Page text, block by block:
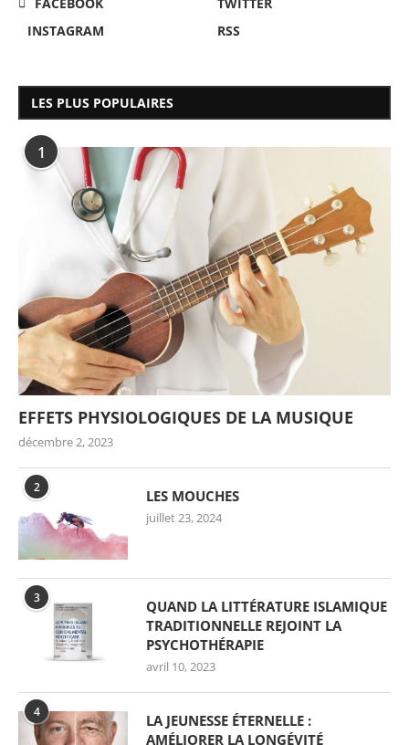
INSTAGRAM
RSS
LES PLUS POPULAIRES
1
EFFETS PHYSIOLOGIQUES DE LA MUSIQUE
décembre 2, 2023
2 LES MOUCHES
juillet 23, 2024
3
QUAND LA LITTÉRATURE ISLAMIQUE
TRADITIONNELLE REJOINT LA
PSYCHOTHÉRAPIE
avril 10, 2023
4
LA JEUNESSE ÉTERNELLE :
AMÉLIORER LA LONGÉVITÉ